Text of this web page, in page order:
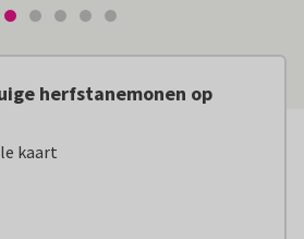
herfstanemonen op
kaart